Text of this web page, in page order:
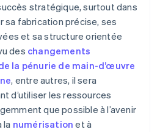
stratégique, surtout dans
sa fabrication précise, ses
et sa structure orientée
des changements
la pénurie de main-d’œuvre
, entre autres, il sera
d’utiliser les ressources
que possible à l’avenir
la numérisation et à